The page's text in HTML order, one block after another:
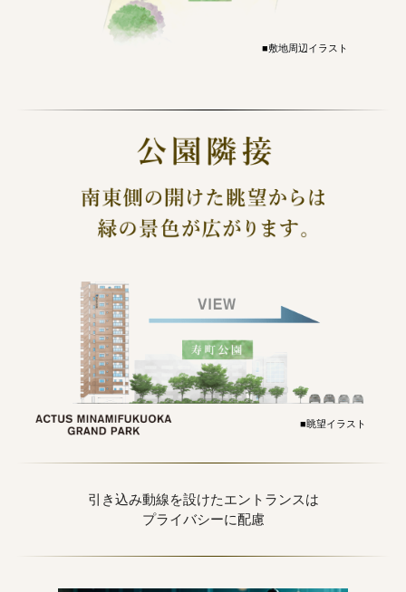
■敷地周辺イラスト
■眺望イラスト
引き込み動線を設けたエントランスは
プライバシーに配慮